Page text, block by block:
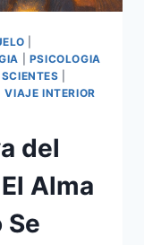
PSICOLOGIA
|VIAJE INTERIOR
del
Alma
Se